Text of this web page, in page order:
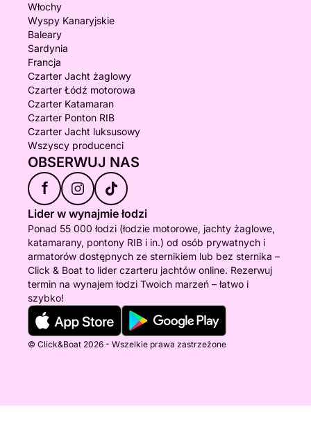
Włochy
Wyspy Kanaryjskie
Baleary
Sardynia
Francja
Czarter Jacht żaglowy
Czarter Łódź motorowa
Czarter Katamaran
Czarter Ponton RIB
Czarter Jacht luksusowy
Wszyscy producenci
OBSERWUJ NAS
f
Lider w wynajmie łodzi
Ponad 55 000 łodzi (łodzie motorowe, jachty żaglowe,
katamarany, pontony RIB i in.) od osób prywatnych i
armatorów dostępnych ze sternikiem lub bez sternika –
Click & Boat to lider czarteru jachtów online. Rezerwuj
termin na wynajem łodzi Twoich marzeń – łatwo i
szybko!
© Click&Boat 2026 - Wszelkie prawa zastrzeżone